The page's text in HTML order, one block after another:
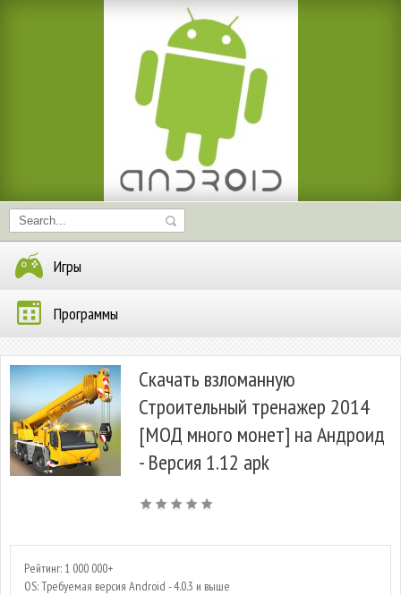
Игры
Программы
Скачать взломанную
Строительный тренажер 2014
[МОД много монет] на Андроид
- Версия 1.12 apk
Рейтинг: 1 000 000+
OS: Требуемая версия Android - 4.0.3 и выше